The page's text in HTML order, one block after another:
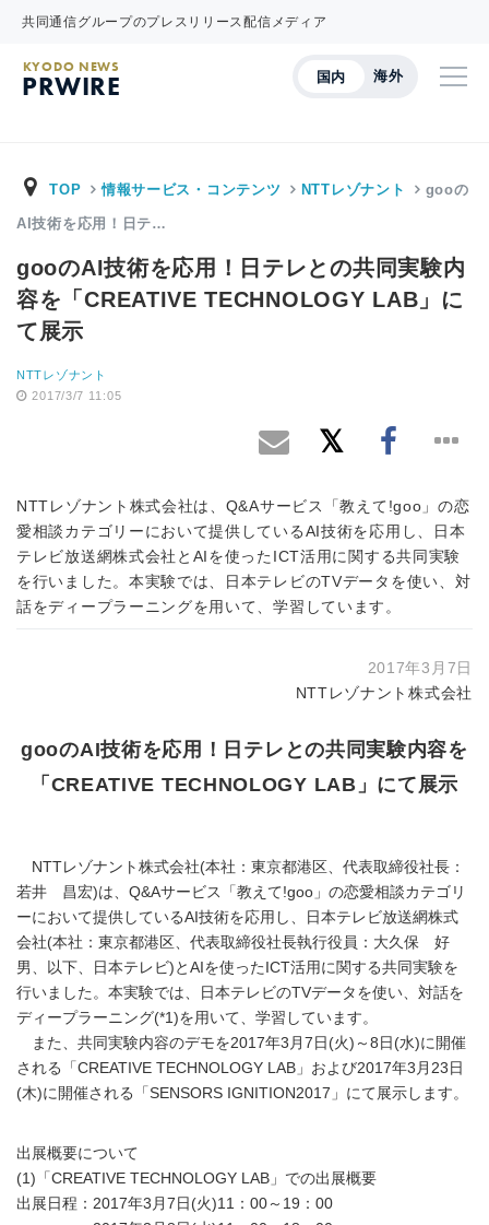
共同通信グループのプレスリリース配信メディア
国内 海外
KYODO NEWS
PRWIRE
TOP 情報サービス・コンテンツ NTTレゾナント gooの
AI技術を応用！日テ…
gooのAI技術を応用！日テレとの共同実験内
容を「CREATIVE TECHNOLOGY LAB」に
て展示
NTTレゾナント
2017/3/7 11:05
NTTレゾナント株式会社は、Q&Aサービス「教えて!goo」の恋
愛相談カテゴリーにおいて提供しているAI技術を応用し、日本
テレビ放送網株式会社とAIを使ったICT活用に関する共同実験
を行いました。本実験では、日本テレビのTVデータを使い、対
話をディープラーニングを用いて、学習しています。
2017年3月7日
NTTレゾナント株式会社
gooのAI技術を応用！日テレとの共同実験内容を
「CREATIVE TECHNOLOGY LAB」にて展示
NTTレゾナント株式会社(本社：東京都港区、代表取締役社長：
若井 昌宏)は、Q&Aサービス「教えて!goo」の恋愛相談カテゴリ
ーにおいて提供しているAI技術を応用し、日本テレビ放送網株式
会社(本社：東京都港区、代表取締役社長執行役員：大久保 好
男、以下、日本テレビ)とAIを使ったICT活用に関する共同実験を
行いました。本実験では、日本テレビのTVデータを使い、対話を
ディープラーニング(*1)を用いて、学習しています。
また、共同実験内容のデモを2017年3月7日(火)～8日(水)に開催
される「CREATIVE TECHNOLOGY LAB」および2017年3月23日
(木)に開催される「SENSORS IGNITION2017」にて展示します。
出展概要について
(1)「CREATIVE TECHNOLOGY LAB」での出展概要
出展日程：2017年3月7日(火)11：00～19：00